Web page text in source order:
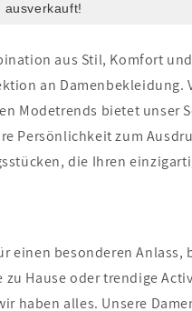
ausverkauft!
aus Stil, Komfort
an Damenbekleidung.
Modetrends bietet unser
Persönlichkeit zum
die Ihren
einen besonderen Anlass,
Hause oder trendige
haben alles. Unsere